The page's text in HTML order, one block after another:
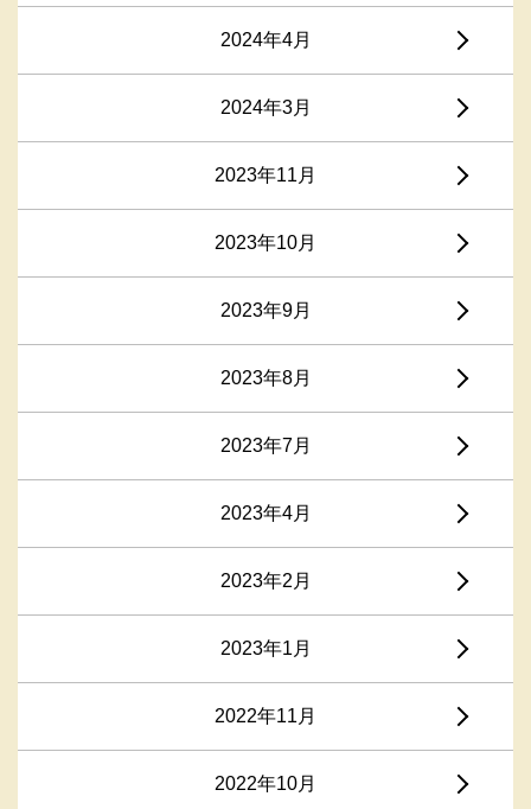
2024年4月
2024年3月
2023年11月
2023年10月
2023年9月
2023年8月
2023年7月
2023年4月
2023年2月
2023年1月
2022年11月
2022年10月